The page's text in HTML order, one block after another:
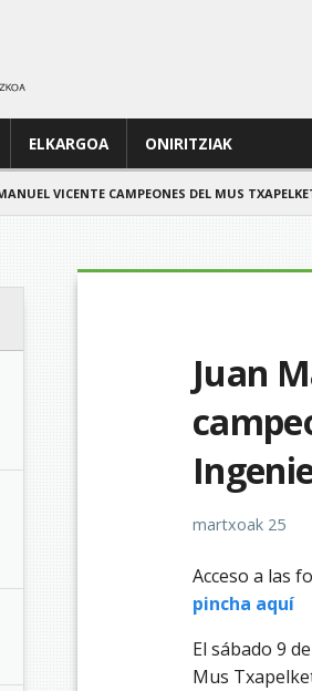
ELKARGOA ONIRITZIAK
VICENTE CAMPEONES DEL MUS
Juan
martxoak 25
Acceso a las
pincha aquí
El sábado 9
Mus